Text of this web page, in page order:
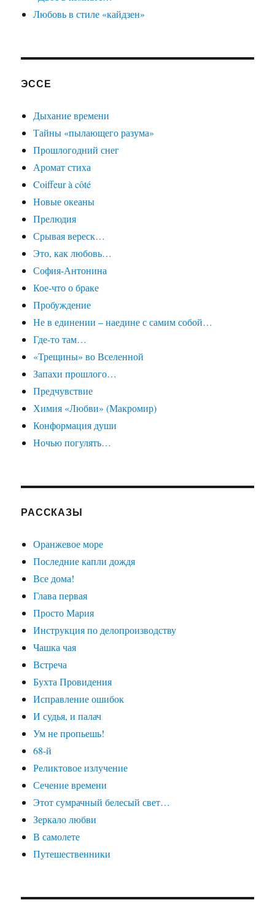
Любовь в стиле «кайдзен»
ЭССЕ
Дыхание времени
Тайны «пылающего разума»
Прошлогодний снег
Аромат стиха
Coiffeur à côté
Новые океаны
Прелюдия
Срывая вереск…
Это, как любовь…
София-Антонина
Кое-что о браке
Пробуждение
Не в единении – наедине с самим собой…
Где-то там…
«Трещины» во Вселенной
Запахи прошлого…
Предчувствие
Химия «Любви» (Макромир)
Конформация души
Ночью погулять…
РАССКАЗЫ
Оранжевое море
Последние капли дождя
Все дома!
Глава первая
Просто Мария
Инструкция по делопроизводству
Чашка чая
Встреча
Бухта Провидения
Исправление ошибок
И судья, и палач
Ум не пропьешь!
68-й
Реликтовое излучение
Сечение времени
Этот сумрачный белесый свет…
Зеркало любви
В самолете
Путешественники